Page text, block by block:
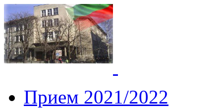
Прием 2021/2022